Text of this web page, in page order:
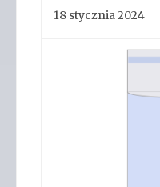
18 stycznia 2024